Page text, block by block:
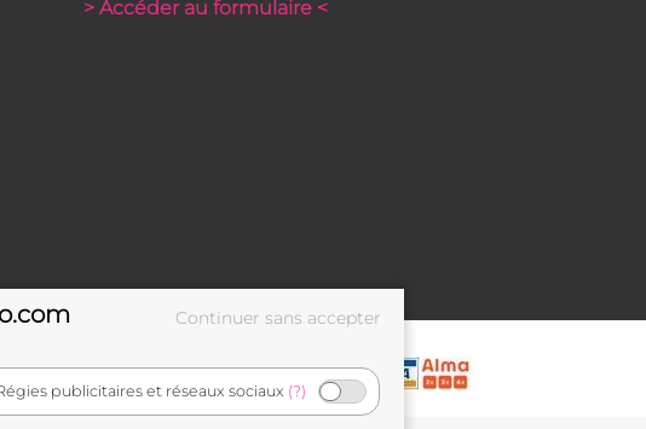
> Accéder au formulaire <
publicitaires et réseaux sociaux (?)